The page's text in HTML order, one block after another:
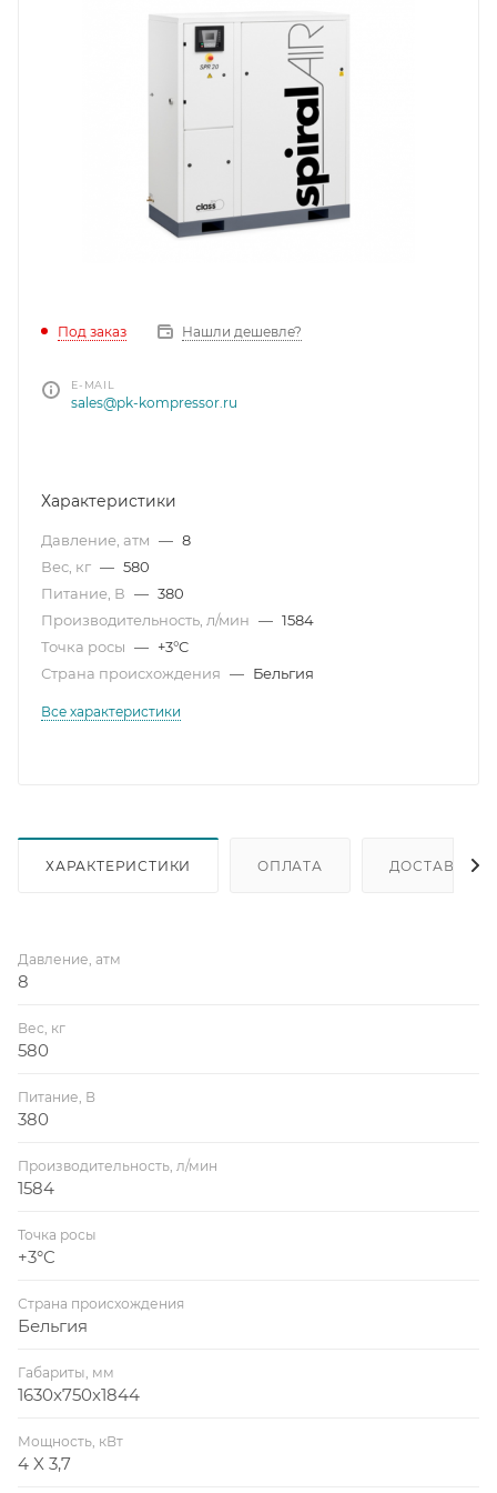
Под заказ Нашли дешевле?
E-MAIL
sales@pk-kompressor.ru
Характеристики
Давление, атм — 8
Вес, кг — 580
Питание, В — 380
Производительность, л/мин — 1584
Точка росы — +3°C
Страна происхождения — Бельгия
Все характеристики
ХАРАКТЕРИСТИКИ ОПЛАТА ДОСТАВКА
Давление, атм
8
Вес, кг
580
Питание, В
380
Производительность, л/мин
1584
Точка росы
+3°C
Страна происхождения
Бельгия
Габариты, мм
1630x750x1844
Мощность, кВт
4 X 3,7